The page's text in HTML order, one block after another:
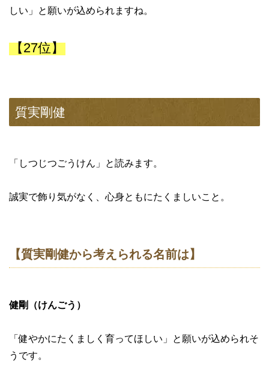
しい」と願いが込められますね。
【27位】
質実剛健
「しつじつごうけん」と読みます。
誠実で飾り気がなく、心身ともにたくましいこと。
【質実剛健から考えられる名前は】
健剛（けんごう）
「健やかにたくましく育ってほしい」と願いが込められそ
うです。